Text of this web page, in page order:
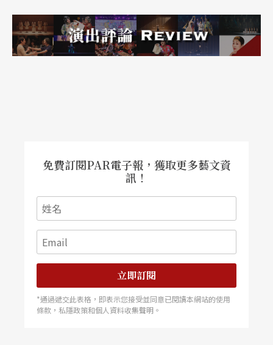
The show must go on。
免費訂閱PAR電子報，獲取更多藝文資
訊！
立即訂閱
*通過遞交此表格，即表示您接受並同意已閱讀本網站的使用
條款，私隱政策和個人資料收集聲明。